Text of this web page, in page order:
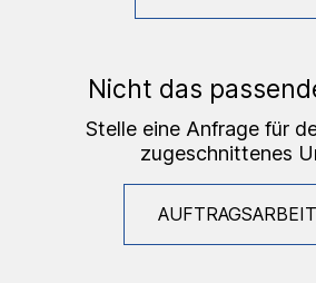
Nicht das
Stelle eine Anfrage für
zugeschnittenes